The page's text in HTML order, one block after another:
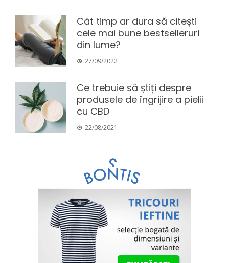
Cât timp ar dura să citești
cele mai bune bestselleruri
din lume?
27/09/2022
Ce trebuie să știți despre
produsele de îngrijire a pielii
cu CBD
22/08/2021